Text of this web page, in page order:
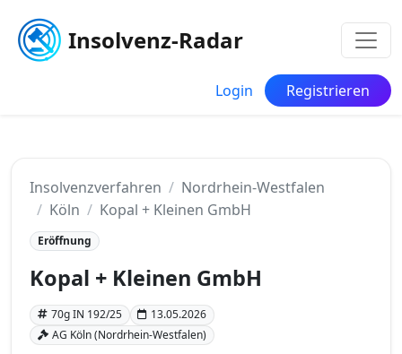
Insolvenz-Radar
Login Registrieren
Insolvenzverfahren
Nordrhein-Westfalen
Köln
Kopal + Kleinen GmbH
Eröffnung
Kopal + Kleinen GmbH
70g IN 192/25
13.05.2026
AG Köln (Nordrhein-Westfalen)